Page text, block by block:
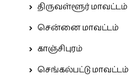
திருவள்ளூர் மாவட்டம்
சென்னை மாவட்டம்
காஞ்சிபுரம்
செங்கல்பட்டு மாவட்டம்